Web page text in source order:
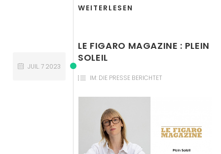
WEITERLESEN
LE FIGARO MAGAZINE : PLEIN
SOLEIL
IM: DIE PRESSE BERICHTET
JUIL.7 2023